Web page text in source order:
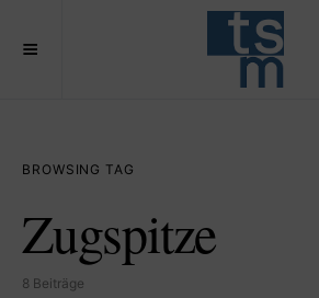
BROWSING TAG
Zugspitze
8 Beiträge